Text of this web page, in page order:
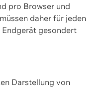
pro Browser und
daher für jeden
Endgerät gesondert
Darstellung von